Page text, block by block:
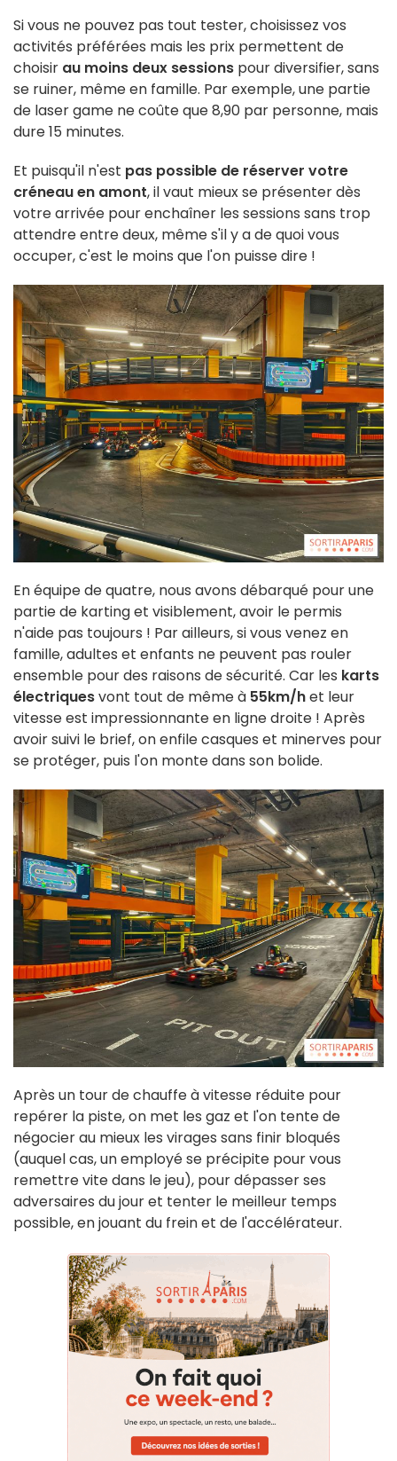
Si vous ne pouvez pas tout tester, choisissez vos
activités préférées mais les prix permettent de
choisir au moins deux sessions pour diversifier, sans
se ruiner, même en famille. Par exemple, une partie
de laser game ne coûte que 8,90 par personne, mais
dure 15 minutes.
Et puisqu'il n'est pas possible de réserver votre
créneau en amont, il vaut mieux se présenter dès
votre arrivée pour enchaîner les sessions sans trop
attendre entre deux, même s'il y a de quoi vous
occuper, c'est le moins que l'on puisse dire !
En équipe de quatre, nous avons débarqué pour une
partie de karting et visiblement, avoir le permis
n'aide pas toujours ! Par ailleurs, si vous venez en
famille, adultes et enfants ne peuvent pas rouler
ensemble pour des raisons de sécurité. Car les karts
électriquesvont tout de même à 55km/het leur
vitesse est impressionnante en ligne droite ! Après
avoir suivi le brief, on enfile casques et minerves pour
se protéger, puis l'on monte dans son bolide.
Après un tour de chauffe à vitesse réduite pour
repérer la piste, on met les gaz et l'on tente de
négocier au mieux les virages sans finir bloqués
(auquel cas, un employé se précipite pour vous
remettre vite dans le jeu), pour dépasser ses
adversaires du jour et tenter le meilleur temps
possible, en jouant du frein et de l'accélérateur.